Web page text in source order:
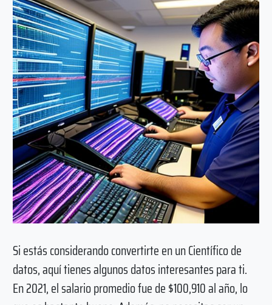
Si estás considerando convertirte en un Científico de
datos, aquí tienes algunos datos interesantes para ti.
En 2021, el salario promedio fue de $100,910 al año, lo